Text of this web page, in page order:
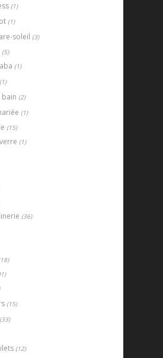
(1)
(1)
soleil (3)
(5)
(1)
(1)
bain (2)
(1)
(15)
(1)
(36)
(15)
(33)
(12)